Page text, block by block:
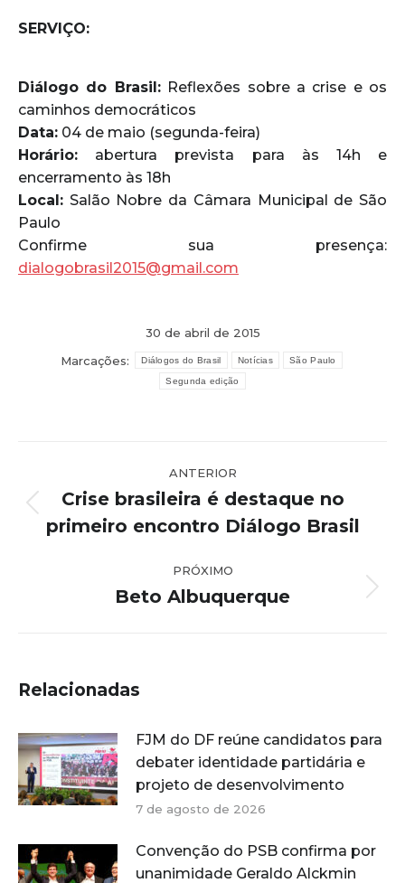
SERVIÇO:
Diálogo do Brasil:Reflexões sobre a crise e os
caminhos democráticos
Data: 04 de maio (segunda-feira)
Horário: abertura prevista para às 14h e
encerramento às 18h
Local: Salão Nobre da Câmara Municipal de São
Paulo
Confirme sua presença:
dialogobrasil2015@gmail.com
30 de abril de 2015
Marcações:
Diálogos do Brasil Notícias São Paulo
Segunda edição
de
post:
ANTERIOR
anterior:
Crise brasileira é destaque no
primeiro encontro Diálogo Brasil
PRÓXIMO
Próximo
Beto Albuquerque
Relacionadas
FJM do DF reúne candidatos para
debater identidade partidária e
projeto de desenvolvimento
7 de agosto de 2026
Convenção do PSB confirma por
unanimidade Geraldo Alckmin